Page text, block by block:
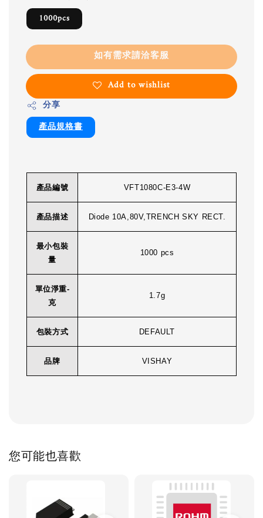
1000pcs
如有需求請洽客服
Add to wishlist
分享
產品規格書
產品編號 VFT1080C-E3-4W
產品描述 Diode 10A,80V,TRENCH SKY RECT.
最小包裝
量
1000 pcs
單位淨重-
克
1.7g
包裝方式 DEFAULT
品牌 VISHAY
您可能也喜歡